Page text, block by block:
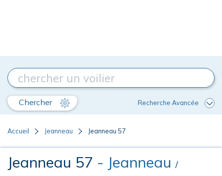
Chercher Recherche Avancée
Accueil Jeanneau Jeanneau 57
Jeanneau 57 - Jeanneau /